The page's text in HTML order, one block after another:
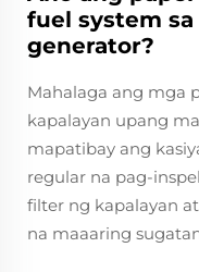
fuel system
generator?
Mahalaga ang mga
kapalayan upang
mapatibay ang
regular na pag-
filter ng kapalayan
na maaaring